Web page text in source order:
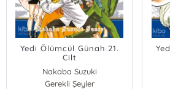
Yedi Ölümcül Günah 21.
Cilt
Nakaba Suzuki
Gerekli Şeyler